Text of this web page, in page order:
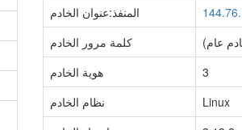
المنفذ:عنوان الخادم
كلمة مرور الخادم
عام
هوية الخادم
3
نظام الخادم
Linux